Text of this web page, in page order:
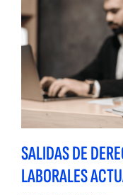
SALIDAS DE
LABORALES